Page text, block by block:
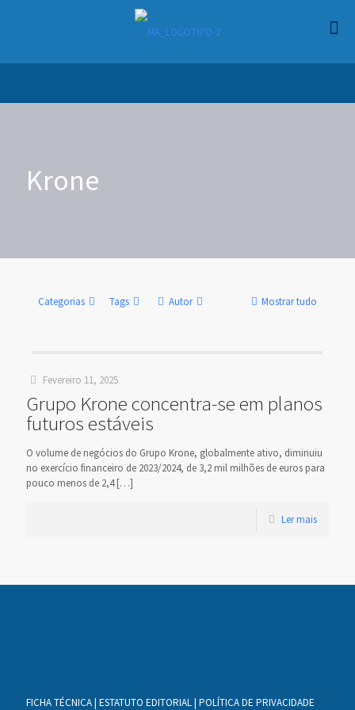
Krone
Categorias Tags Autor Mostrar tudo
Fevereiro 11, 2025
Grupo Krone concentra-se em planos
futuros estáveis
O volume de negócios do Grupo Krone, globalmente ativo, diminuiu
no exercício financeiro de 2023/2024, de 3,2 mil milhões de euros para
pouco menos de 2,4[…]
Ler mais
FICHA TÉCNICA| ESTATUTO EDITORIAL| POLÍTICA DE PRIVACIDADE